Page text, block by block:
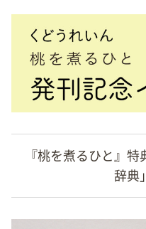
『桃を煮るひと』
辞典